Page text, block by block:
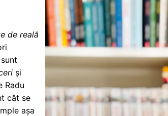
de reală
și
Radu
cât se
așa